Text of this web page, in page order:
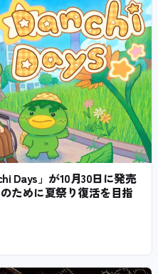
Days」が10月30日に発売
ために夏祭り復活を目指